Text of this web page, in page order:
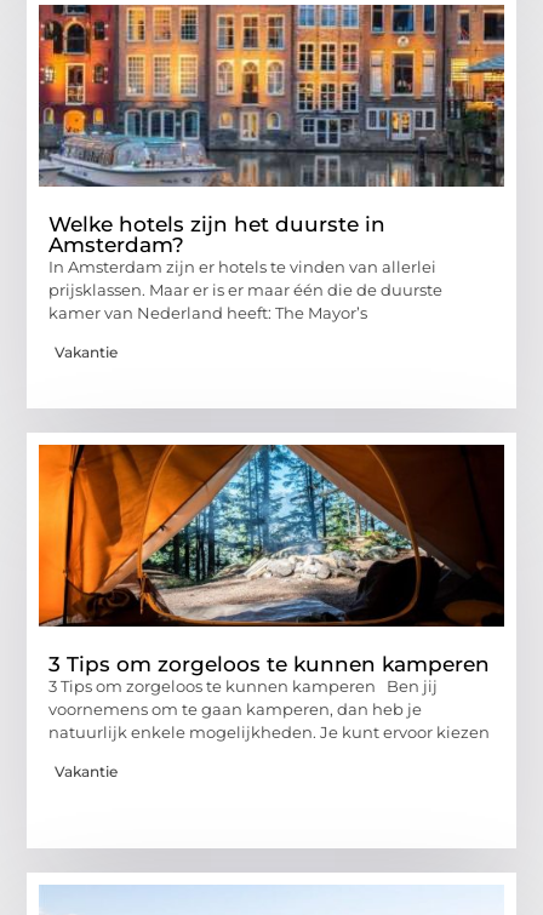
Welke hotels zijn het duurste in
Amsterdam?
In Amsterdam zijn er hotels te vinden van allerlei
prijsklassen. Maar er is er maar één die de duurste
kamer van Nederland heeft: The Mayor’s
Vakantie
3 Tips om zorgeloos te kunnen kamperen
3 Tips om zorgeloos te kunnen kamperen Ben jij
voornemens om te gaan kamperen, dan heb je
natuurlijk enkele mogelijkheden. Je kunt ervoor kiezen
Vakantie